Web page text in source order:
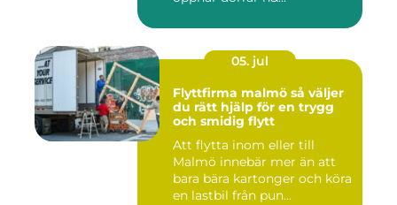
05. jul
Flyttfirma malmö så väljer
du rätt hjälp för en trygg
och smidig flytt
Att flytta inom eller till
Malmö innebär mer än att
bara bära kartonger och köra
en lastbil från pun...